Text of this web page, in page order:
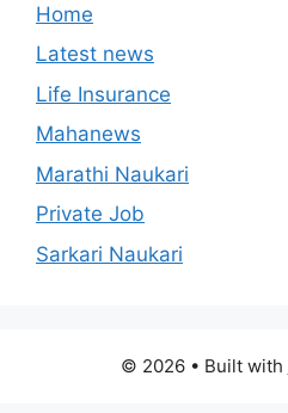
Home
Latest news
Life Insurance
Mahanews
Marathi Naukari
Private Job
Sarkari Naukari
© 2026 • Built with